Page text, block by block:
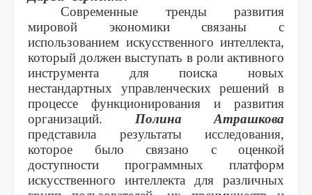
Современные тренды развития
мировой экономики связаны с
использованием искусственного интеллекта,
который должен выступать в роли активного
инструмента для поиска новых
нестандартных управленческих решений в
процессе функционирования и развития
организаций. Полина Атрашкова
представила результаты исследования,
которое было связано с оценкой
доступности программных платформ
искусственного интеллекта для различных